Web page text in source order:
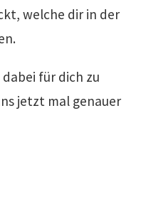
welche dir in der
für dich zu
jetzt mal genauer